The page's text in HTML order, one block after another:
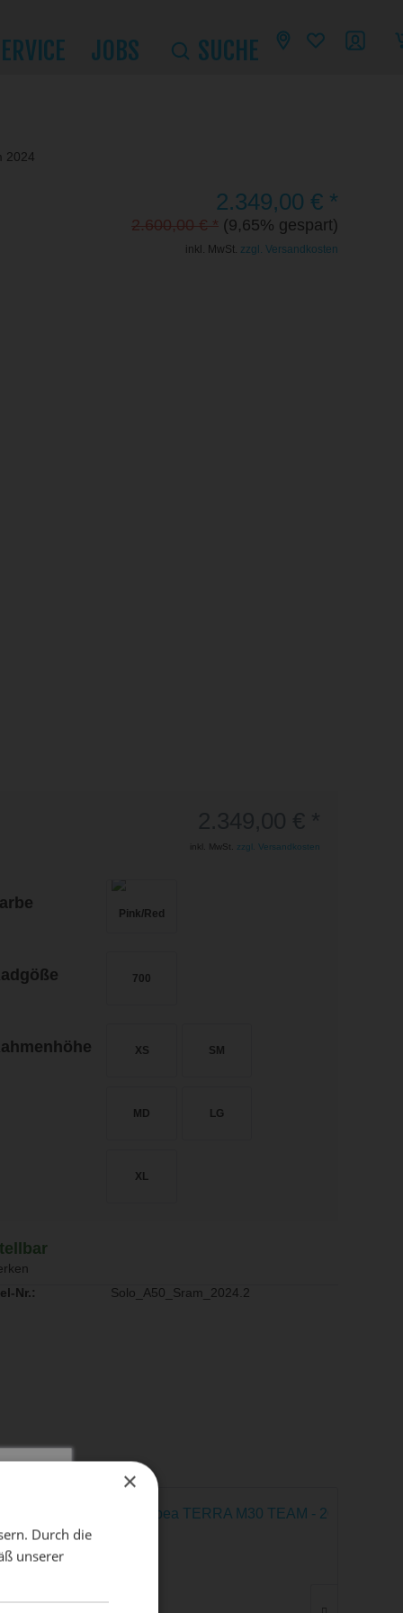
JOBS SUCHE
2024
2.349,00 € *
2.600,00 € * (9,65% gespart)
inkl. MwSt. zzgl. Versandkosten
inkl. MwSt. zzgl. Versandkosten
700
XS SM
MD LG
XL
Nr.:
Solo_A50_Sram_2024.2
×
Durch die
unserer